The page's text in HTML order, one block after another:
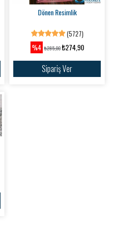
Dönen Resimlik
(5727)
%4 ₺285,00₺274,90
Sipariş Ver